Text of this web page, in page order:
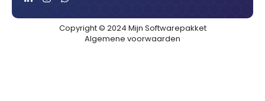
Copyright © 2024 Mijn Softwarepakket
Algemene voorwaarden